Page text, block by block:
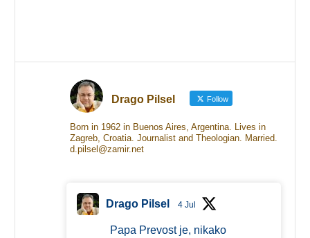
Drago Pilsel Follow
Born in 1962 in Buenos Aires, Argentina. Lives in
Zagreb, Croatia. Journalist and Theologian. Married.
d.pilsel@zamir.net
Drago Pilsel 4 Jul
Papa Prevost je, nikako